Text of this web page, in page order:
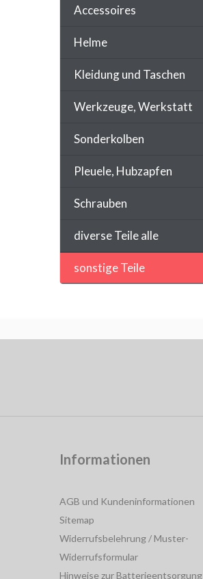
Accessoires
Helme
Kleidung und Taschen
Werkzeuge, Werkstatt
Sonderkolben
Pleuele, Hubzapfen
Schrauben
diverse Teile alle
sonstige Teile
Informationen
AGB und Kundeninformationen
Sitemap
Widerrufsbelehrung / Muster-
Widerrufsformular
Hinweise zur Batterieentsorgung